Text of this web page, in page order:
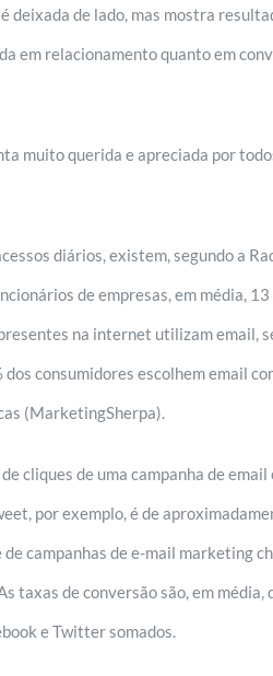
deixada de lado, mas mostra
em relacionamento quanto em
muito querida e apreciada por
diários, existem, segundo a
de empresas, em média,
na internet utilizam email,
consumidores escolhem email
(MarketingSherpa).
cliques de uma campanha de
por exemplo, é de
campanhas de e-mail marketing
taxas de conversão são, em média,
e Twitter somados.